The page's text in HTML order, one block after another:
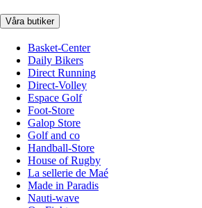
Våra butiker
Basket-Center
Daily Bikers
Direct Running
Direct-Volley
Espace Golf
Foot-Store
Galop Store
Golf and co
Handball-Store
House of Rugby
La sellerie de Maé
Made in Paradis
Nauti-wave